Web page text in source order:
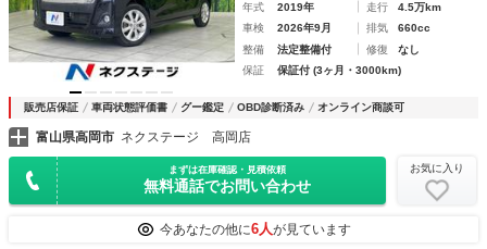
年式 2019年 走行
4.5万km
車検
2026年9月 排気
660cc
整備
法定整備付 修復
なし
保証
保証付 (3ヶ月・3000km)
販売店保証 車両状態評価書 グー鑑定 OBD診断済み オンライン商談可
富山県高岡市 ネクステージ 高岡店
まずは在庫確認・見積依頼
無料通話でお問い合わせ
お気に入り
今あなたの他に6人が見ています